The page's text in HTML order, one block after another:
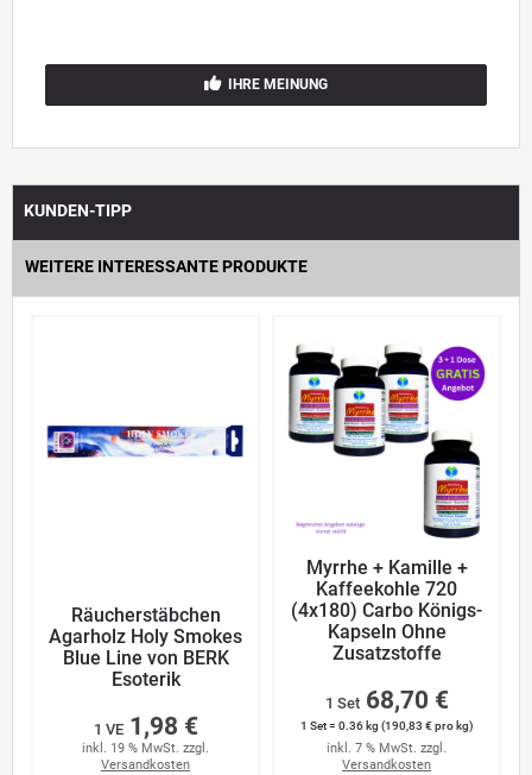
IHRE MEINUNG
KUNDEN-TIPP
WEITERE INTERESSANTE PRODUKTE
Räucherstäbchen
Agarholz Holy Smokes
Blue Line von BERK
Esoterik
1 VE 1,98 €
inkl. 19 % MwSt. zzgl.
Versandkosten
Myrrhe + Kamille +
Kaffeekohle 720
(4x180) Carbo Königs-
Kapseln Ohne
Zusatzstoffe
1 Set 68,70 €
1 Set = 0.36 kg (190,83 € pro kg)
inkl. 7 % MwSt. zzgl.
Versandkosten